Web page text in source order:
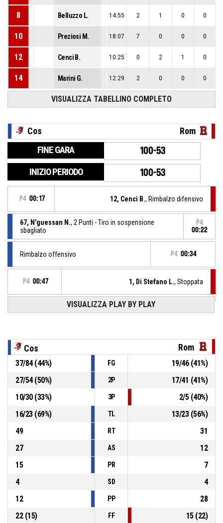
8 Belluzzo L. 14:55 2 1 0 0
10 Preziosi M. 18:07 7 0 0 0
12 Cenci B. 10:25 0 2 1 0
14 Marini G. 12:29 2 0 0 0
VISUALIZZA TABELLINO COMPLETO
Cos Rom
FINE GARA 100-53
INIZIO PERIODO 100-53
P4 00:17 12, Cenci B., Rimbalzo difensivo
67, N'guessan N., 2 Punti - Tiro in sospensione
sbagliato
P4
00:22
Rimbalzo offensivo P4 00:34
P4 00:47 1, Di Stefano L., Stoppata
, 2 Punti - Tiro in sospensione sbagliato
8, Caloro B., Palla recuperata
P4 00:55 8, Belluzzo L. , Palla persa - dal palleggio
64, Labanca M. P4 01:06
VISUALIZZA PLAY BY PLAY
Cos Rom
37/84(44%) FG 19/46(41%)
27/54(50%) 2P 17/41 (41%)
10/30(33%) 3P 2/5(40%)
16/23(69%) TL 13/23(56%)
49
RT
31
27
AS
12
15
PR
7
4
SD
4
12
PP
28
22(15) FF 15(22)